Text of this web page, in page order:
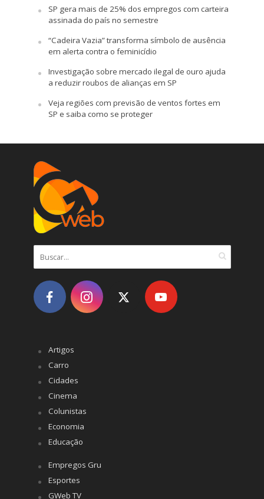
SP gera mais de 25% dos empregos com carteira
assinada do país no semestre
“Cadeira Vazia” transforma símbolo de ausência
em alerta contra o feminicídio
Investigação sobre mercado ilegal de ouro ajuda
a reduzir roubos de alianças em SP
Veja regiões com previsão de ventos fortes em
SP e saiba como se proteger
Artigos
Carro
Cidades
Cinema
Colunistas
Economia
Educação
Empregos Gru
Esportes
GWeb TV